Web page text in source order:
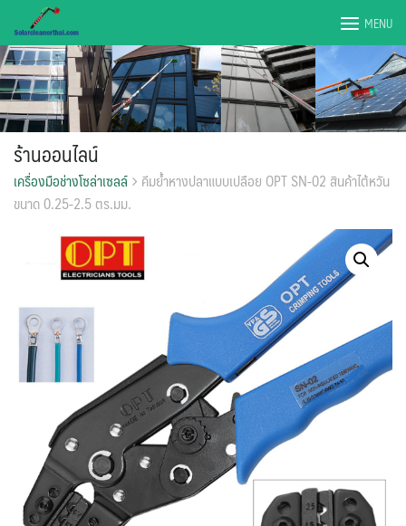
content
MENU
ร้านออนไลน์
เครื่องมือช่างโซล่าเซลล์ คีมย้ำหางปลาแบบเปลือย OPT SN-02 สินค้าไต้หวัน
ขนาด 0.25-2.5 ตร.มม.